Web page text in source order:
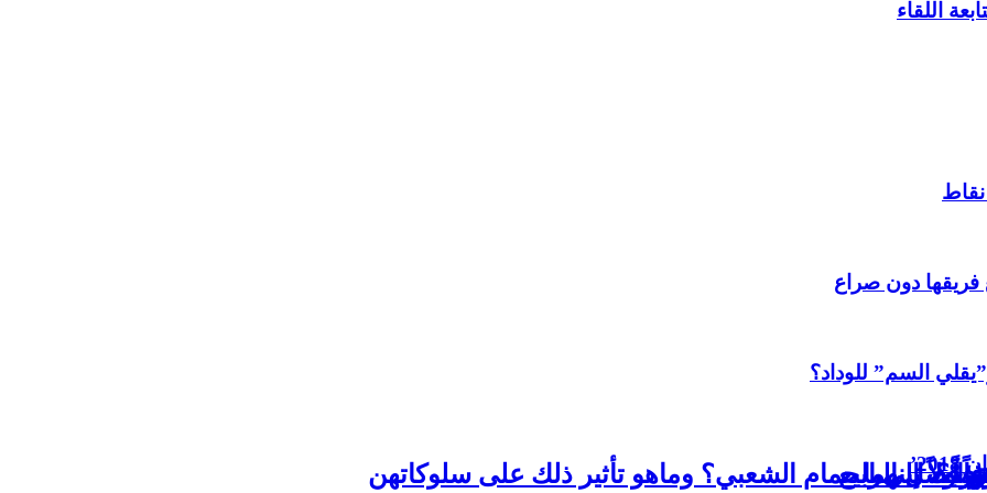
اللقاء
فريقها دون صراع
السم” للوداد؟
بينهما
إلى الحمام الشعبي؟ وماهو تأثير ذلك على سلوكاتهن